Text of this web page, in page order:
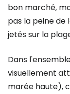
bon marché,
pas la peine
jetés sur la
Dans
visuellement
marée haute),